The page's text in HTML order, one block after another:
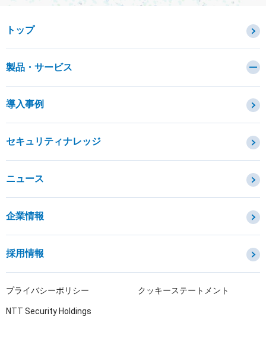
トップ
製品・サービス
OTセキュリティ
IoTプロダクトセキュリティ
導入事例
セキュリティナレッジ
ニュース
企業情報
採用情報
プライバシーポリシー クッキーステートメント
NTT Security Holdings